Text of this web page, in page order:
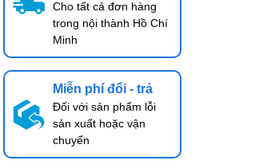
Cho tất cả đơn hàng
trong nội thành Hồ Chí
Minh
Miễn phí đổi - trả
Đối với sản phẩm lỗi
sản xuất hoặc vận
chuyển